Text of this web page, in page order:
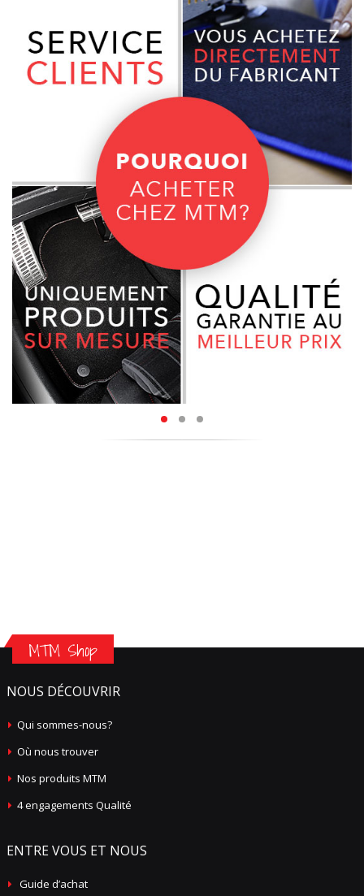
MTM Shop
NOUS DÉCOUVRIR
Qui sommes-nous?
Où nous trouver
Nos produits MTM
4 engagements Qualité
ENTRE VOUS ET NOUS
Guide d’achat